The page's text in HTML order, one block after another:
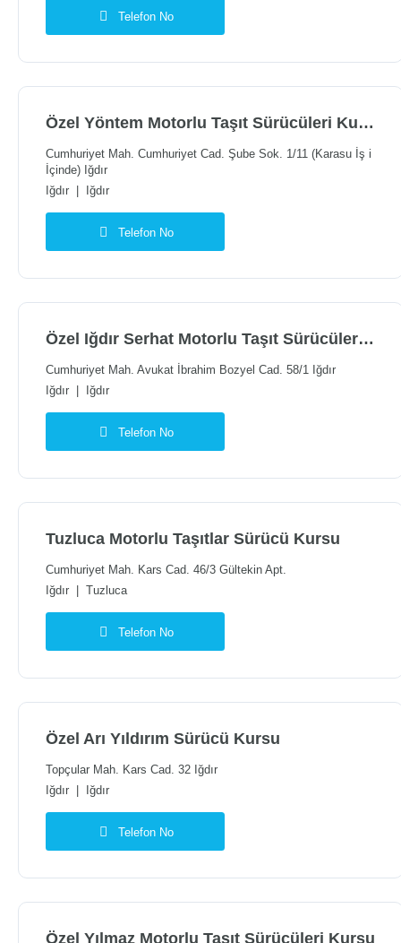
Telefon No
Özel Yöntem Motorlu Taşıt Sürücüleri Kursu
Cumhuriyet Mah. Cumhuriyet Cad. Şube Sok. 1/11 (Karasu İş i
İçinde) Iğdır
Iğdır
Iğdır
Telefon No
Özel Iğdır Serhat Motorlu Taşıt Sürücüleri Kursu
Cumhuriyet Mah. Avukat İbrahim Bozyel Cad. 58/1 Iğdır
Iğdır
Iğdır
Telefon No
Tuzluca Motorlu Taşıtlar Sürücü Kursu
Cumhuriyet Mah. Kars Cad. 46/3 Gültekin Apt.
Iğdır
Tuzluca
Telefon No
Özel Arı Yıldırım Sürücü Kursu
Topçular Mah. Kars Cad. 32 Iğdır
Iğdır
Iğdır
Telefon No
Özel Yılmaz Motorlu Taşıt Sürücüleri Kursu